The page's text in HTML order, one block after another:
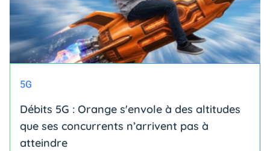
5G
Débits 5G : Orange s'envole à des altitudes
que ses concurrents n’arrivent pas à
atteindre